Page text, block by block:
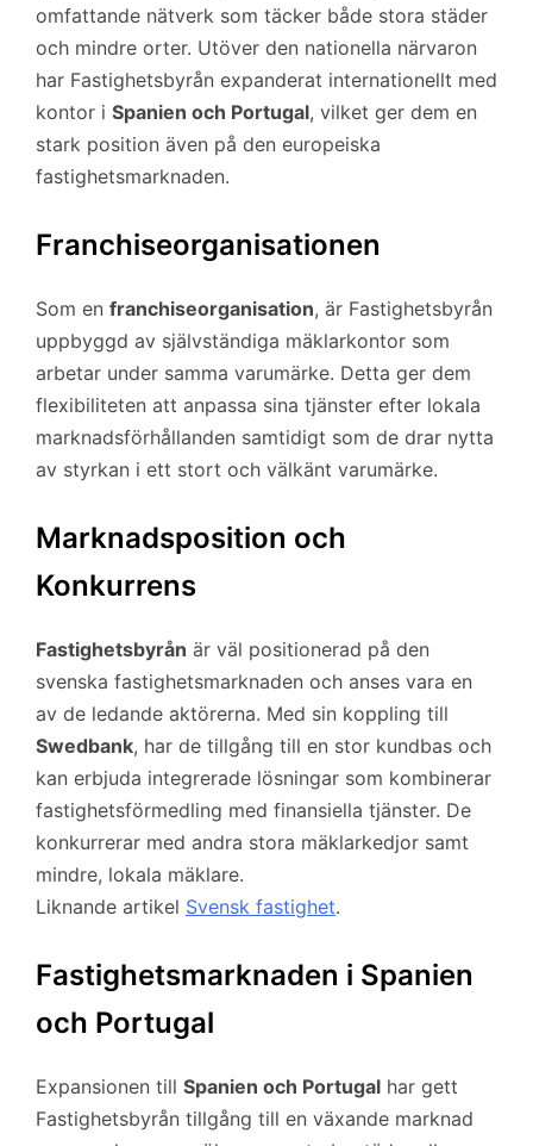
omfattande nätverk som täcker både stora städer
och mindre orter. Utöver den nationella närvaron
har Fastighetsbyrån expanderat internationellt med
kontor i Spanien och Portugal, vilket ger dem en
stark position även på den europeiska
fastighetsmarknaden.
Franchiseorganisationen
Som en franchiseorganisation, är Fastighetsbyrån
uppbyggd av självständiga mäklarkontor som
arbetar under samma varumärke. Detta ger dem
flexibiliteten att anpassa sina tjänster efter lokala
marknadsförhållanden samtidigt som de drar nytta
av styrkan i ett stort och välkänt varumärke.
Marknadsposition och
Konkurrens
Fastighetsbyrån är väl positionerad på den
svenska fastighetsmarknaden och anses vara en
av de ledande aktörerna. Med sin koppling till
Swedbank, har de tillgång till en stor kundbas och
kan erbjuda integrerade lösningar som kombinerar
fastighetsförmedling med finansiella tjänster. De
konkurrerar med andra stora mäklarkedjor samt
mindre, lokala mäklare.
Liknande artikel Svensk fastighet.
Fastighetsmarknaden i Spanien
och Portugal
Expansionen till Spanien och Portugal har gett
Fastighetsbyrån tillgång till en växande marknad